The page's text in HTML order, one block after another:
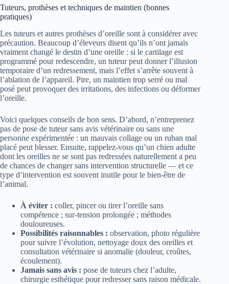
Tuteurs, prothèses et techniques de maintien (bonnes
pratiques)
Les tuteurs et autres prothèses d’oreille sont à considérer avec
précaution. Beaucoup d’éleveurs disent qu’ils n’ont jamais
vraiment changé le destin d’une oreille : si le cartilage est
programmé pour redescendre, un tuteur peut donner l’illusion
temporaire d’un redressement, mais l’effet s’arrête souvent à
l’ablation de l’appareil. Pire, un maintien trop serré ou mal
posé peut provoquer des irritations, des infections ou déformer
l’oreille.
Voici quelques conseils de bon sens. D’abord, n’entreprenez
pas de pose de tuteur sans avis vétérinaire ou sans une
personne expérimentée : un mauvais collage ou un ruban mal
placé peut blesser. Ensuite, rappelez-vous qu’un chien adulte
dont les oreilles ne se sont pas redressées naturellement a peu
de chances de changer sans intervention structurelle — et ce
type d’intervention est souvent inutile pour le bien-être de
l’animal.
À éviter : coller, pincer ou tirer l’oreille sans
compétence ; sur-tension prolongée ; méthodes
douloureuses.
Possibilités raisonnables : observation, photo régulière
pour suivre l’évolution, nettoyage doux des oreilles et
consultation vétérinaire si anomalie (douleur, croûtes,
écoulement).
Jamais sans avis : pose de tuteurs chez l’adulte,
chirurgie esthétique pour redresser sans raison médicale.